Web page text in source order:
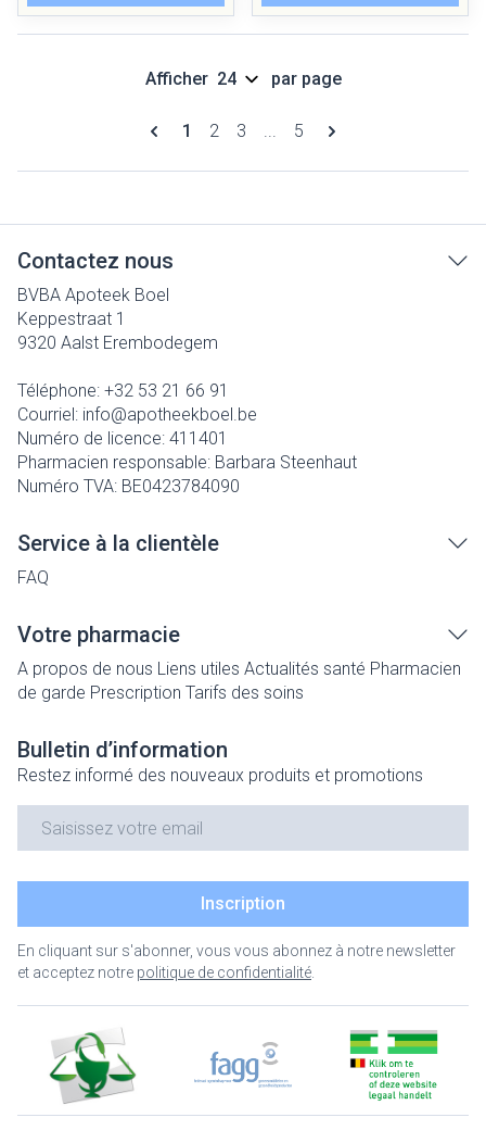
Pages
Vous lisez actuellement la page
1 Page
2 Page
3 ... Page
5
Afficher par page
Contactez nous
BVBA Apoteek Boel
Keppestraat 1
9320 Aalst Erembodegem
Téléphone: +32 53 21 66 91
Courriel: info@apotheekboel.be
Numéro de licence: 411401
Pharmacien responsable: Barbara Steenhaut
Numéro TVA: BE0423784090
Service à la clientèle
FAQ
Votre pharmacie
A propos de nous Liens utiles Actualités santé Pharmacien
de garde Prescription Tarifs des soins
Bulletin d’information
Restez informé des nouveaux produits et promotions
Inscription
En cliquant sur s'abonner, vous vous abonnez à notre newsletter
et acceptez notre politique de confidentialité